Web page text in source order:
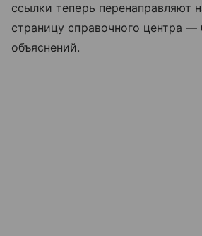
ссылки теперь перенаправляют
страницу справочного центра —
объяснений.